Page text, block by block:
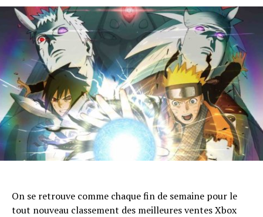
On se retrouve comme chaque fin de semaine pour le
tout nouveau classement des meilleures ventes Xbox